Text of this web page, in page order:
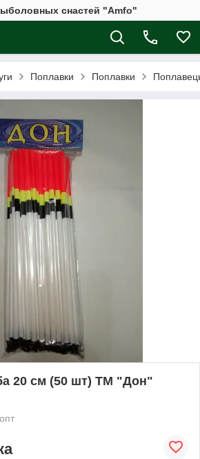
снастей "Amfo"
Поплавки Поплавки
20 см (50 шт) ТМ "Дон"